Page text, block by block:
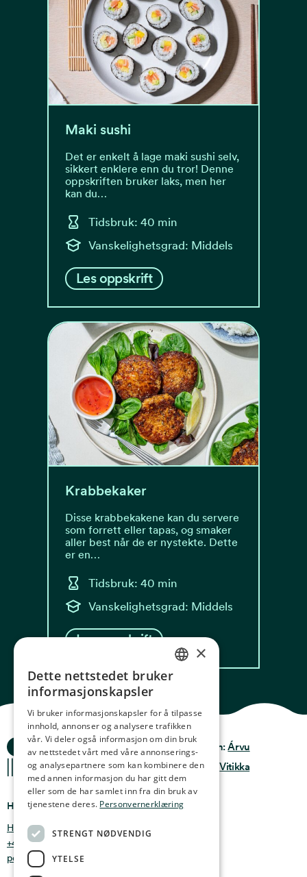
Maki sushi
Det er enkelt å lage maki sushi selv,
sikkert enklere enn du tror! Denne
oppskriften bruker laks, men her
kan du…
Tidsbruk: 40 min
Vanskelighetsgrad: Middels
Les oppskrift
Krabbekaker
Disse krabbekakene kan du servere
som forrett eller tapas, og smaker
aller best når de er nystekte. Dette
er en…
Tidsbruk: 40 min
Vanskelighetsgrad: Middels
Les oppskrift
Ocean Stories
Hvor finner du oss
Holmen 4b, 9750 Honningsvåg, Norge
+47 47 99 00 95
post@oceanstories.no
Privacy & Policy
Terms & conditions
Design:Árvu
Kode:Vitikka
NORWEGIAN
GERMAN
FRENCH
SPANISH
FINNISH
×
Dette nettstedet bruker
informasjonskapsler
Vi bruker informasjonskapsler for å tilpasse
innhold, annonser og analysere trafikken
vår. Vi deler også informasjon om din bruk
av nettstedet vårt med våre annonserings-
og analysepartnere som kan kombinere den
med annen informasjon du har gitt dem
eller som de har samlet inn fra din bruk av
tjenestene deres. Personvernerklæring
STRENGT NØDVENDIG
YTELSE